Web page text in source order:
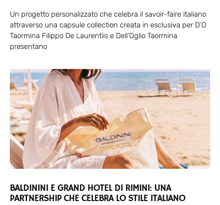
Un progetto personalizzato che celebra il savoir-faire italiano
attraverso una capsule collection creata in esclusiva per D’O
Taormina Filippo De Laurentiis e Dell’Oglio Taormina
presentano
BALDININI E GRAND HOTEL DI RIMINI: UNA
PARTNERSHIP CHE CELEBRA LO STILE ITALIANO